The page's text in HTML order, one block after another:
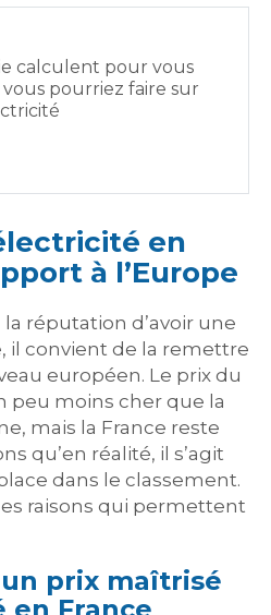
calculent pour vous
vous pourriez faire sur
en
à l’Europe
réputation d’avoir une
il convient de la remettre
européen. Le prix du
peu moins cher que la
mais la France reste
qu’en réalité, il s’agit
dans le classement.
raisons qui permettent
prix maîtrisé